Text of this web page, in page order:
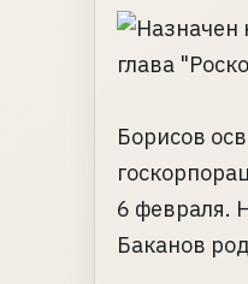
Борисов
6 февраля.
Баканов